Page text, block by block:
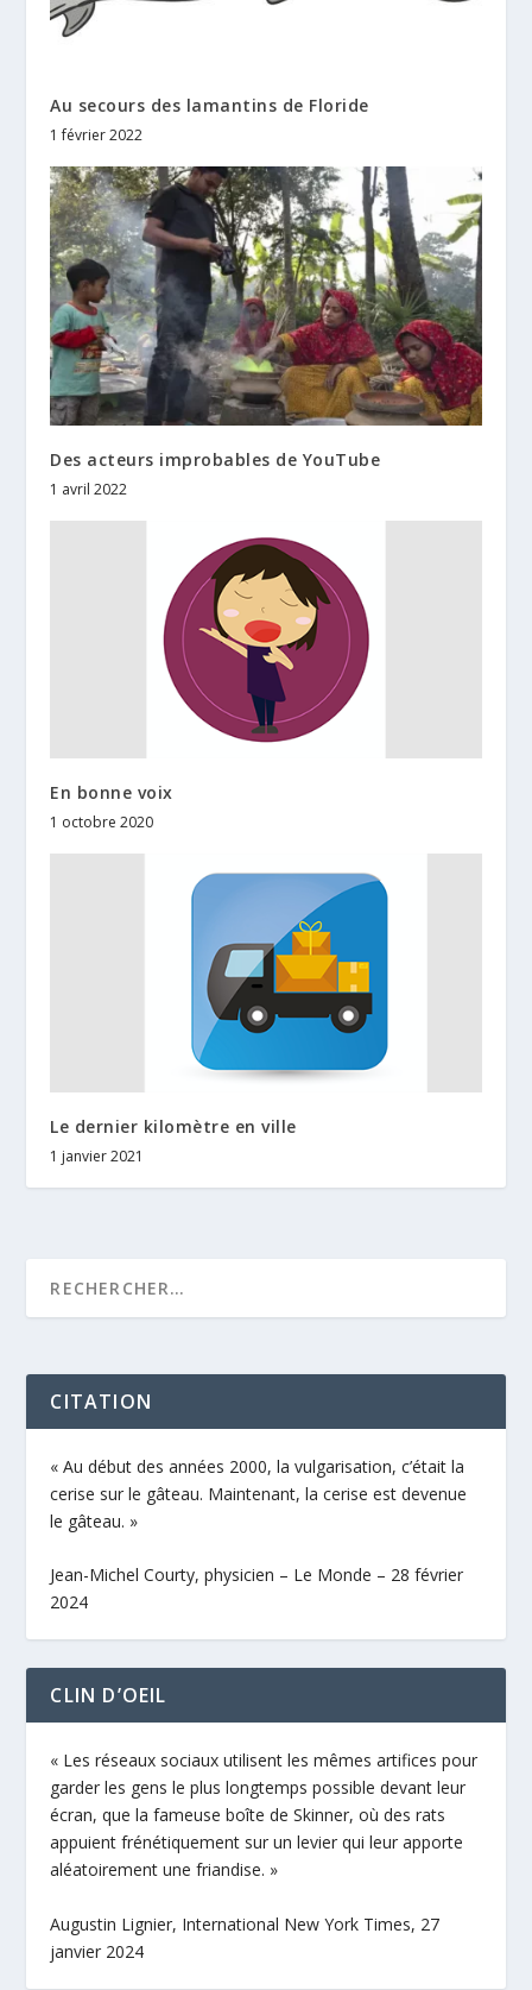
Au secours des lamantins de Floride
1 février 2022
Des acteurs improbables de YouTube
1 avril 2022
En bonne voix
1 octobre 2020
Le dernier kilomètre en ville
1 janvier 2021
CITATION
« Au début des années 2000, la vulgarisation, c’était la
cerise sur le gâteau. Maintenant, la cerise est devenue
le gâteau. »
Jean-Michel Courty, physicien – Le Monde – 28 février
2024
CLIN D’OEIL
« Les réseaux sociaux utilisent les mêmes artifices pour
garder les gens le plus longtemps possible devant leur
écran, que la fameuse boîte de Skinner, où des rats
appuient frénétiquement sur un levier qui leur apporte
aléatoirement une friandise. »
Augustin Lignier, International New York Times, 27
janvier 2024